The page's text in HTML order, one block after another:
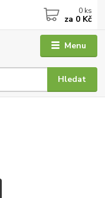
Menu
Hledat
0 ks
za 0 Kč